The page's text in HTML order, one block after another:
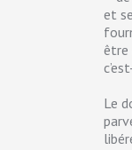
et
être
Le